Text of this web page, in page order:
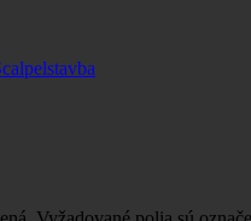
stavba